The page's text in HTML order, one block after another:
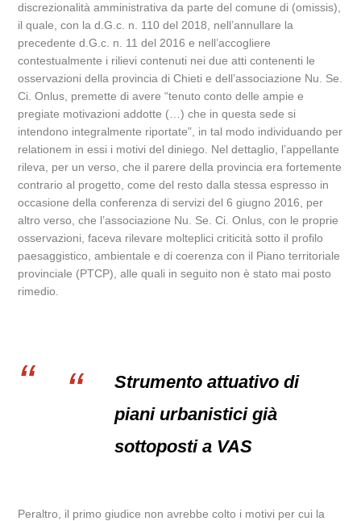
discrezionalità amministrativa da parte del comune di (omissis),
il quale, con la d.G.c. n. 110 del 2018, nell’annullare la
precedente d.G.c. n. 11 del 2016 e nell’accogliere
contestualmente i rilievi contenuti nei due atti contenenti le
osservazioni della provincia di Chieti e dell’associazione Nu. Se.
Ci. Onlus, premette di avere “tenuto conto delle ampie e
pregiate motivazioni addotte (…) che in questa sede si
intendono integralmente riportate”, in tal modo individuando per
relationem in essi i motivi del diniego. Nel dettaglio, l’appellante
rileva, per un verso, che il parere della provincia era fortemente
contrario al progetto, come del resto dalla stessa espresso in
occasione della conferenza di servizi del 6 giugno 2016, per
altro verso, che l’associazione Nu. Se. Ci. Onlus, con le proprie
osservazioni, faceva rilevare molteplici criticità sotto il profilo
paesaggistico, ambientale e di coerenza con il Piano territoriale
provinciale (PTCP), alle quali in seguito non è stato mai posto
rimedio.
Strumento attuativo di
piani urbanistici già
sottoposti a VAS
Peraltro, il primo giudice non avrebbe colto i motivi per cui la